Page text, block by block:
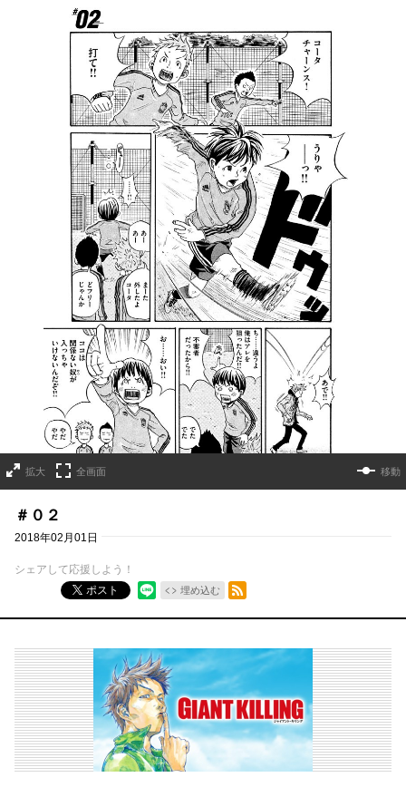
拡大 全画面 移動
＃０２
2018年02月01日
シェアして応援しよう！
ポスト
埋め込む
RSSフィード